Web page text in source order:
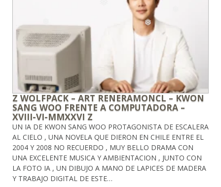
❅
❅
Z WOLFPACK – ART RENERAMONCL – KWON
SANG WOO FRENTE A COMPUTADORA –
XVIII-VI-MMXXVI Z
UN IA DE KWON SANG WOO PROTAGONISTA DE ESCALERA
AL CIELO , UNA NOVELA QUE DIERON EN CHILE ENTRE EL
2004 Y 2008 NO RECUERDO , MUY BELLO DRAMA CON
UNA EXCELENTE MUSICA Y AMBIENTACION , JUNTO CON
LA FOTO IA , UN DIBUJO A MANO DE LAPICES DE MADERA
Y TRABAJO DIGITAL DE ESTE…